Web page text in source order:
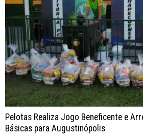
Pelotas Realiza Jogo Beneficente e
Básicas para Augustinópolis